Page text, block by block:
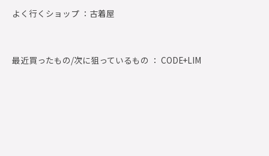
よく行くショップ ： 古着屋
最近買ったもの/次に狙っているもの ： CODE+LIM